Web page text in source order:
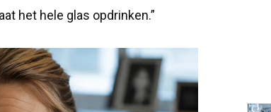
het hele glas opdrinken.”